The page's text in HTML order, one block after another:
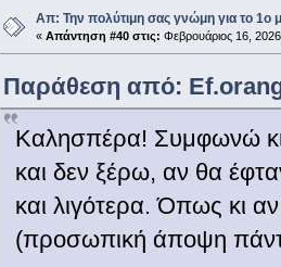
Απ: Την πολύτιμη σας γνώμη για το 1ο
« Απάντηση #40 στις: Φεβρουάριος 16,
Παράθεση από:
Καλησπέρα! Συμφωνώ
και δεν ξέρω, αν θα
και λιγότερα. Όπως κι
(προσωπική άποψη